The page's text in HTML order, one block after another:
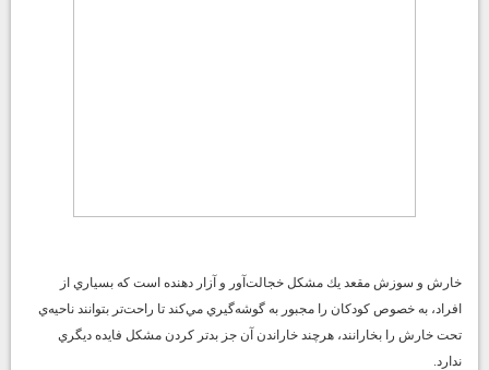
خارش و سوزش مقعد يك مشكل خجالت‌آور و آزار دهنده است كه بسياري از
افراد، به خصوص كودكان را مجبور به گوشه‌گيري مي‌كند تا راحت‌تر بتوانند ناحيه‌ي
تحت خارش را بخارانند، هرچند خاراندن آن جز بدتر كردن مشكل فايده ديگري
ندارد.